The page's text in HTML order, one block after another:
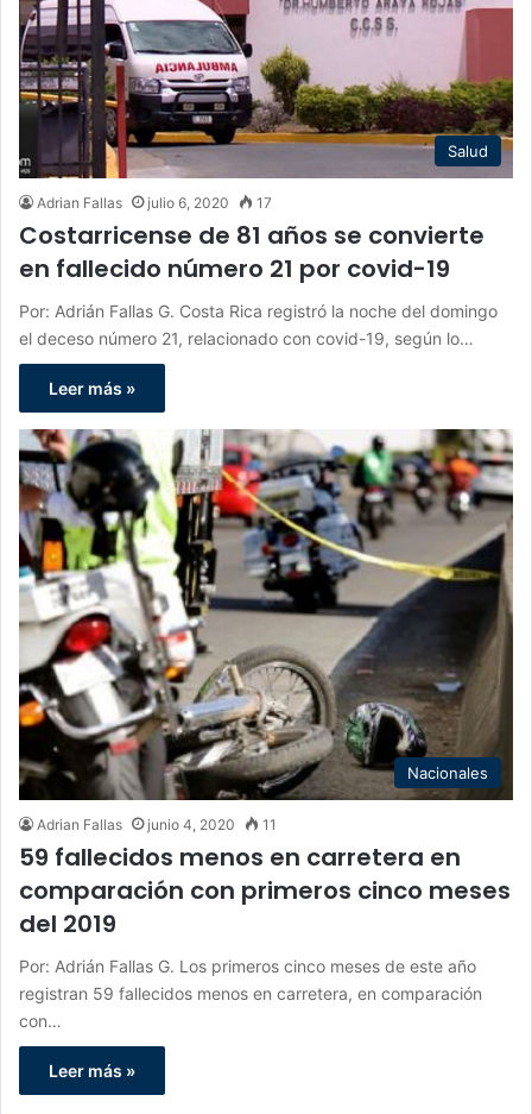
Salud
Adrian Fallas julio 6, 2020 17
Costarricense de 81 años se convierte
en fallecido número 21 por covid-19
Por: Adrián Fallas G. Costa Rica registró la noche del domingo
el deceso número 21, relacionado con covid-19, según lo…
Leer más »
Nacionales
Adrian Fallas junio 4, 2020 11
59 fallecidos menos en carretera en
comparación con primeros cinco meses
del 2019
Por: Adrián Fallas G. Los primeros cinco meses de este año
registran 59 fallecidos menos en carretera, en comparación
con…
Leer más »